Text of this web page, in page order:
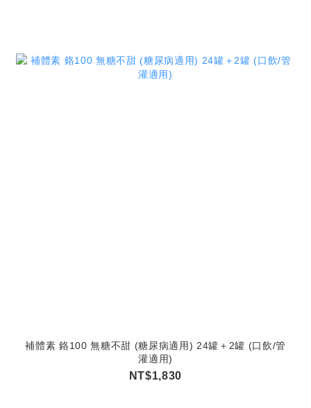
補體素 鉻100 無糖不甜 (糖尿病適用) 24罐＋2罐 (口飲/管
灌適用)
NT$1,830